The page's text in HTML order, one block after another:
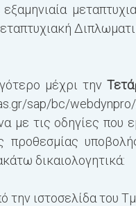
μέχρι την
sap/bc/
με τις οδηγίες που
δικαιολογητικά:
την ιστοσελίδα του